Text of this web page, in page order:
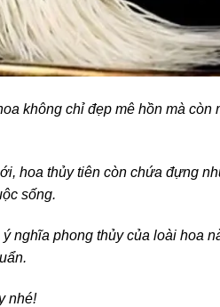
không chỉ đẹp mê hồn mà còn
hoa thủy tiên còn chứa đựng
sống.
nghĩa phong thủy của loài hoa
nhé!